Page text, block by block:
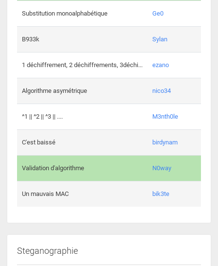
Substitution monoalphabétique Ge0
B933k Sylan
1 déchiffrement, 2 déchiffrements, 3déchi... ezano
Algorithme asymétrique nico34
^1 || ^2 || ^3 || .... M3nth0le
C'est baissé birdynam
Validation d'algorithme N0way
Un mauvais MAC bik3te
Steganographie